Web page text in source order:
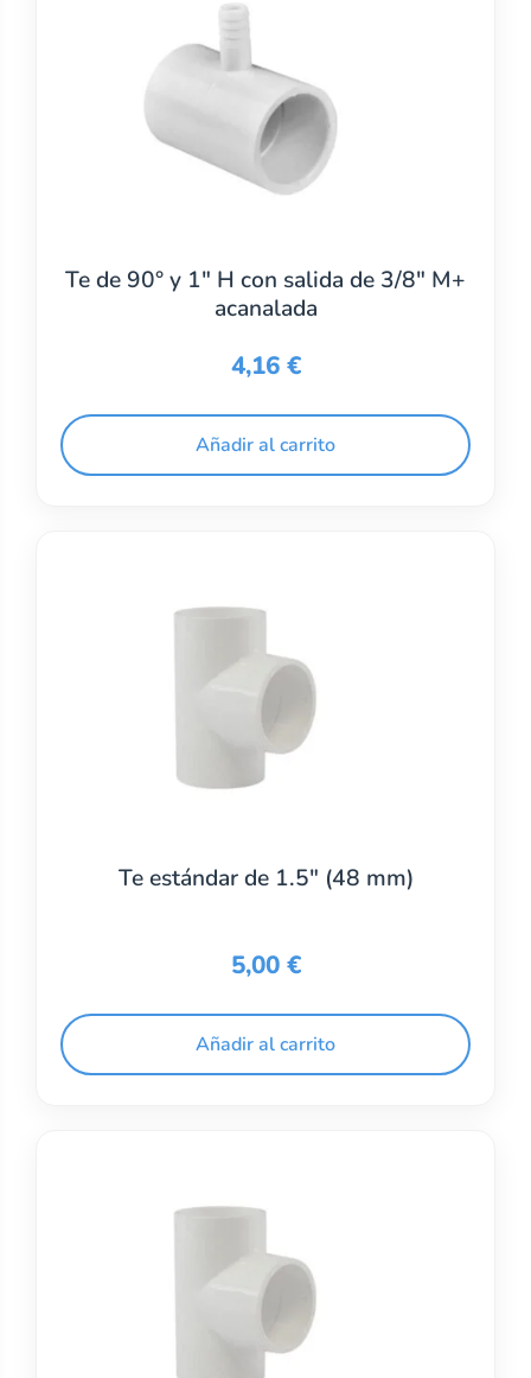
Te de 90° y 1″ H con salida de 3/8″ M+
acanalada
4,16 €
Añadir al carrito
Te estándar de 1.5″ (48 mm)
5,00 €
Añadir al carrito